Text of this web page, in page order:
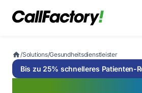
/Solutions/Gesundheitsdienstleister
Bis zu 25% schnelleres Patienten-